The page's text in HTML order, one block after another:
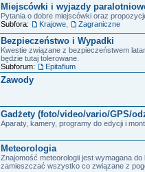
Miejscówki i wyjazdy
Pytania o dobre miejscówki oraz
Subfora:
Krajowe Zagraniczne
Bezpieczeństwo i Wypadki
Kwestie związane z bezpieczeństwem
będzie tutaj tolerowane.
Subforum:
Epitafium
Zawody
Gadżety (foto/video/vario/GPS/
Aparaty, kamery, programy do edycji i
Meteorologia
Znajomość meteorologii jest wymagana
zamieszczać wszystko co związane z